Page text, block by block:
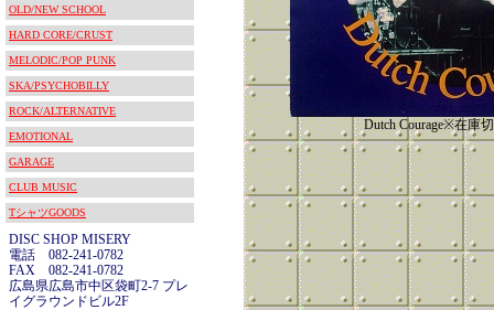
OLD/NEW SCHOOL
HARD CORE/CRUST
MELODIC/POP PUNK
SKA/PSYCHOBILLY
ROCK/ALTERNATIVE
EMOTIONAL
GARAGE
CLUB MUSIC
TシャツGOODS
DISC SHOP MISERY
電話 082-241-0782
FAX 082-241-0782
広島県広島市中区袋町2-7 プレ
イグラウンドビル2F
Dutch Courage※在庫